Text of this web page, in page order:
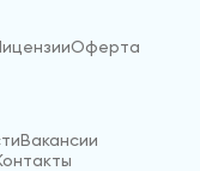
Оферта
Вакансии